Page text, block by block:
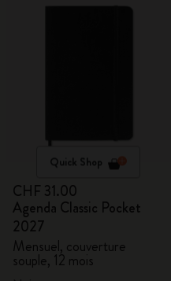
Quick Shop
CHF 31.00
Agenda Classic Pocket
2027
Mensuel, couverture
souple, 12 mois